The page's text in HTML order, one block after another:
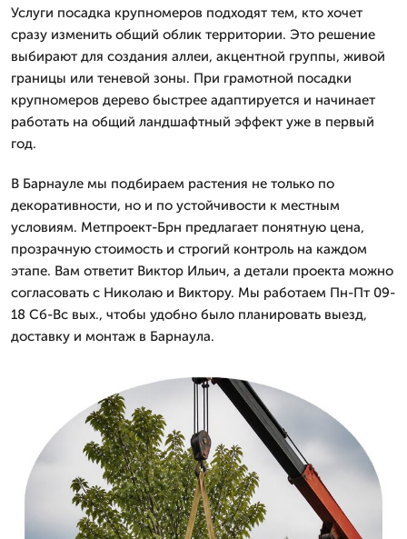
Услуги посадка крупномеров подходят тем, кто хочет
сразу изменить общий облик территории. Это решение
выбирают для создания аллеи, акцентной группы, живой
границы или теневой зоны. При грамотной посадки
крупномеров дерево быстрее адаптируется и начинает
работать на общий ландшафтный эффект уже в первый
год.
В Барнауле мы подбираем растения не только по
декоративности, но и по устойчивости к местным
условиям. Метпроект-Брн предлагает понятную цена,
прозрачную стоимость и строгий контроль на каждом
этапе. Вам ответит Виктор Ильич, а детали проекта можно
согласовать с Николаю и Виктору. Мы работаем Пн-Пт 09-
18 Сб-Вс вых., чтобы удобно было планировать выезд,
доставку и монтаж в Барнаула.